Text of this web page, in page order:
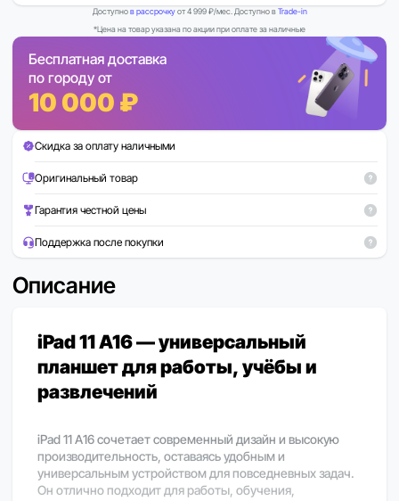
Доступнов рассрочкуот 4 999 ₽/мес. Доступно вTrade-in
*Цена на товар указана по акции при оплате за наличные
Бесплатная доставка
по городу от
10 000 ₽
Скидка за оплату наличными
Оригинальный товар
Гарантия честной цены
Поддержка после покупки
Описание
iPad 11 A16 — универсальный
планшет для работы, учёбы и
развлечений
iPad 11 A16 сочетает современный дизайн и высокую
производительность, оставаясь удобным и
универсальным устройством для повседневных задач.
Он отлично подходит для работы, обучения,